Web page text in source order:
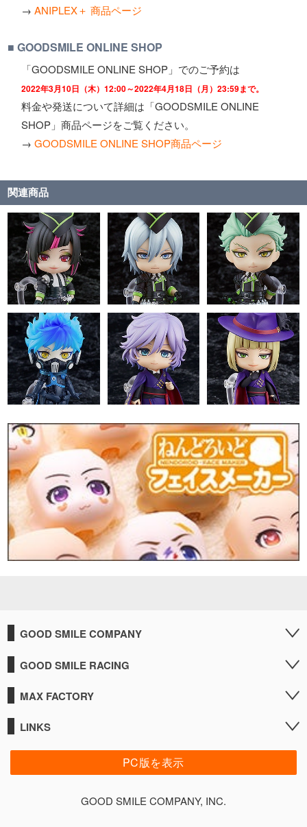
→ANIPLEX＋ 商品ページ
■ GOODSMILE ONLINE SHOP
「GOODSMILE ONLINE SHOP」でのご予約は
2022年3月10日（木）12:00～2022年4月18日（月）23:59まで。
料金や発送について詳細は「GOODSMILE ONLINE
SHOP」商品ページをご覧ください。
→GOODSMILE ONLINE SHOP商品ページ
関連商品
GOOD SMILE COMPANY
GOOD SMILE RACING
MAX FACTORY
LINKS
PC版を表示
GOOD SMILE COMPANY, INC.